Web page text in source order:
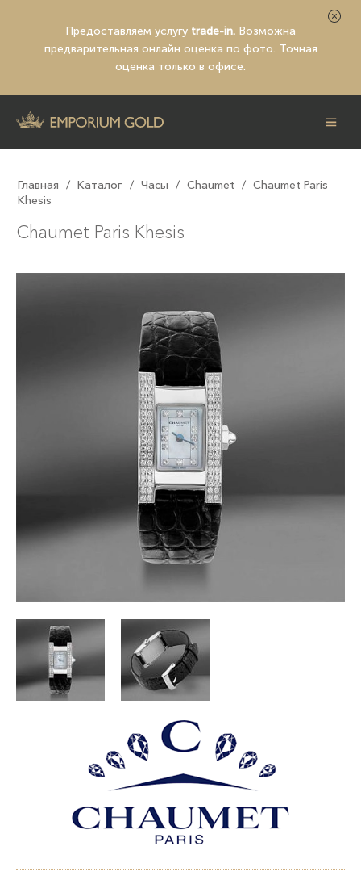
Предоставляем услугу trade-in. Возможна
предварительная онлайн оценка по фото. Точная
оценка только в офисе.
Главная / Каталог / Часы / Chaumet / Chaumet Paris
Khesis
Chaumet Paris Khesis